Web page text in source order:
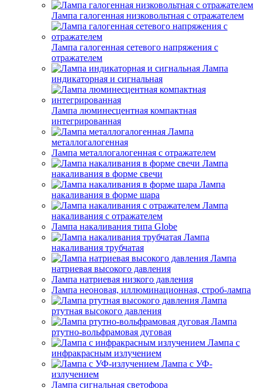
Лампа галогенная низковольтная с отражателем
Лампа галогенная сетевого напряжения с
отражателем
Лампа
индикаторная и сигнальная
Лампа люминесцентная компактная
интегрированная
Лампа
металлогалогенная
Лампа металлогалогенная с отражателем
Лампа
накаливания в форме свечи
Лампа
накаливания в форме шара
Лампа
накаливания с отражателем
Лампа накаливания типа Globe
Лампа
накаливания трубчатая
Лампа
натриевая высокого давления
Лампа натриевая низкого давления
Лампа неоновая, иллюминационная, строб-лампа
Лампа
ртутная высокого давления
Лампа
ртутно-вольфрамовая дуговая
Лампа с
инфракрасным излучением
Лампа с УФ-
излучением
Лампа сигнальная светофора